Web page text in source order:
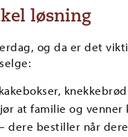
løsning
og da er det
at familie og
dere bestiller når